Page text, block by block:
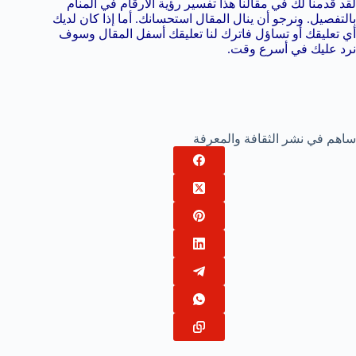
لقد قدمنا لك في مقالنا هذا تفسير رؤية الأرقام في المنام
بالتفصيل. ونرجو أن ينال المقال استحسانك. أما إذا كان لديك
أي تعليقك أو تساؤل فاترك لنا تعليقك أسفل المقال وسوف
نرد عليك في أسرع وقت.
ساهم في نشر الثقافة والمعرفة